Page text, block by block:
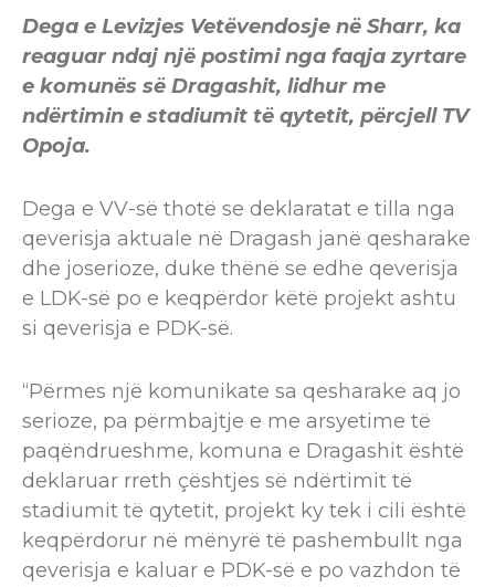
Dega e Levizjes Vetëvendosje në Sharr, ka
reaguar ndaj një postimi nga faqja zyrtare
e komunës së Dragashit, lidhur me
ndërtimin e stadiumit të qytetit, përcjell TV
Opoja.
Dega e VV-së thotë se deklaratat e tilla nga
qeverisja aktuale në Dragash janë qesharake
dhe joserioze, duke thënë se edhe qeverisja
e LDK-së po e keqpërdor këtë projekt ashtu
si qeverisja e PDK-së.
“Përmes një komunikate sa qesharake aq jo
serioze, pa përmbajtje e me arsyetime të
paqëndrueshme, komuna e Dragashit është
deklaruar rreth çështjes së ndërtimit të
stadiumit të qytetit, projekt ky tek i cili është
keqpërdorur në mënyrë të pashembullt nga
qeverisja e kaluar e PDK-së e po vazhdon të